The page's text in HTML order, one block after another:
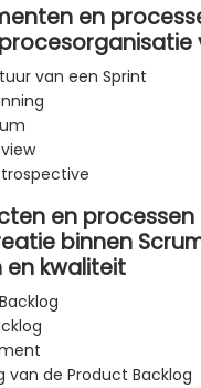
en
van een Sprint
en processen
binnen
en kwaliteit
van de Product Backlog